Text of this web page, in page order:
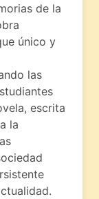
de la
único y
las
escrita
la